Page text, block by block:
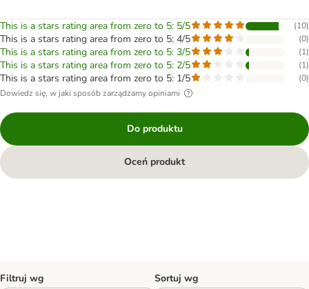
This is a stars rating area from zero to 5: 5/5 (10)
This is a stars rating area from zero to 5: 4/5 (0)
This is a stars rating area from zero to 5: 3/5 (1)
This is a stars rating area from zero to 5: 2/5 (1)
This is a stars rating area from zero to 5: 1/5 (0)
Dowiedz się, w jaki sposób zarządzamy opiniami
Do produktu
Oceń produkt
Filtruj wg Sortuj wg